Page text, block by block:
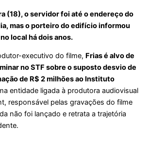
(18), o servidor foi até o endereço do
mas o porteiro do edifício informou
local há dois anos.
executivo do filme, Frias é alvo de
no STF sobre o suposto desvio de
de R$ 2 milhões ao Instituto
entidade ligada à produtora audiovisual
responsável pelas gravações do filme
não foi lançado e retrata a trajetória